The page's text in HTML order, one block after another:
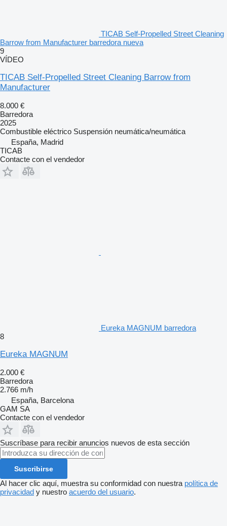
TICAB Self-Propelled Street Cleaning
Barrow from Manufacturer barredora nueva
9
VÍDEO
TICAB Self-Propelled Street Cleaning Barrow from
Manufacturer
8.000 €
Barredora
2025
Combustible eléctrico Suspensión neumática/neumática
España, Madrid
TICAB
Contacte con el vendedor
Eureka MAGNUM barredora
8
Eureka MAGNUM
2.000 €
Barredora
2.766 m/h
España, Barcelona
GAM SA
Contacte con el vendedor
Suscríbase para recibir anuncios nuevos de esta sección
Suscribirse
Al hacer clic aquí, muestra su conformidad con nuestra política de
privacidad y nuestro acuerdo del usuario.